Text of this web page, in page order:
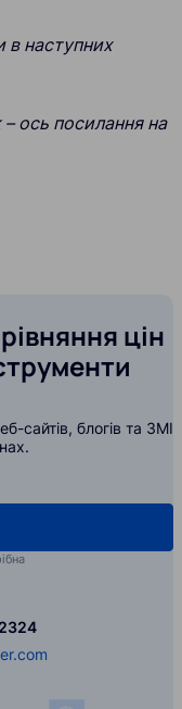
в наступних
ось посилання на
цін
сайтів, блогів та ЗМІ